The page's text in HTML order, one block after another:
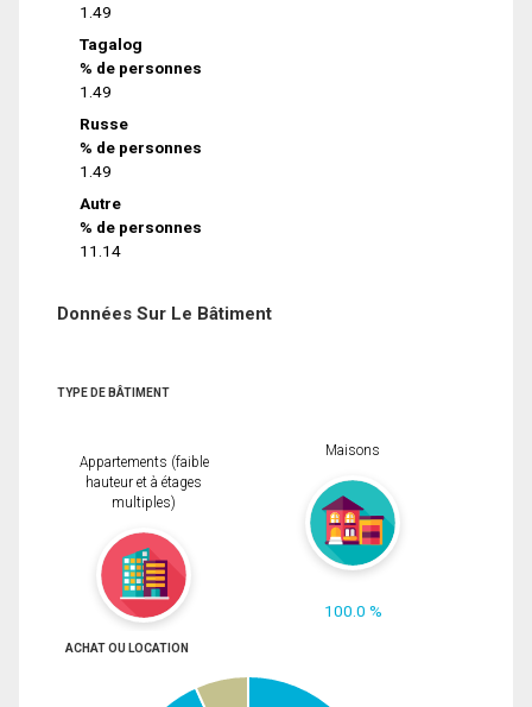
1.49
Tagalog
% de personnes
1.49
Russe
% de personnes
1.49
Autre
% de personnes
11.14
Données Sur Le Bâtiment
TYPE DE BÂTIMENT
Appartements (faible
hauteur et à étages
multiples)
Maisons
100.0 %
ACHAT OU LOCATION